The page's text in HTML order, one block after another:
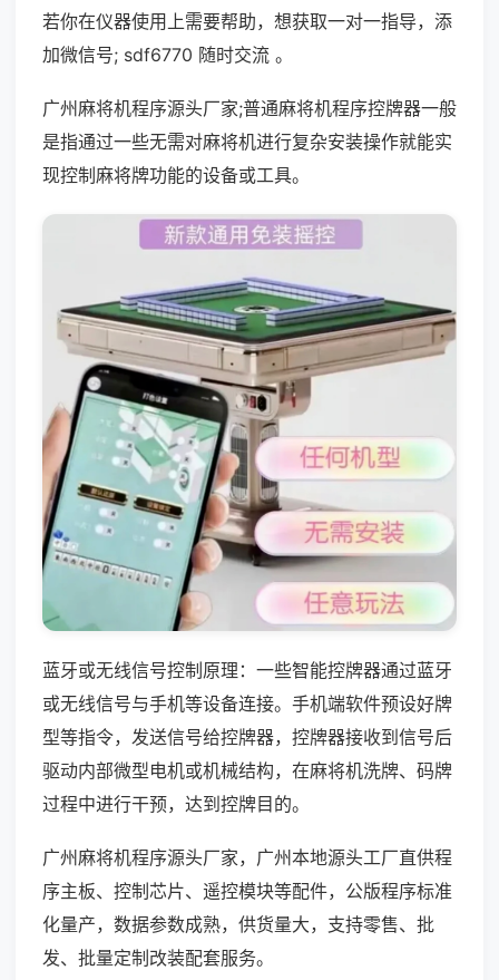
若你在仪器使用上需要帮助，想获取一对一指导，添
加微信号; sdf6770 随时交流 。
广州麻将机程序源头厂家;普通麻将机程序控牌器一般
是指通过一些无需对麻将机进行复杂安装操作就能实
现控制麻将牌功能的设备或工具。
蓝牙或无线信号控制原理：一些智能控牌器通过蓝牙
或无线信号与手机等设备连接。手机端软件预设好牌
型等指令，发送信号给控牌器，控牌器接收到信号后
驱动内部微型电机或机械结构，在麻将机洗牌、码牌
过程中进行干预，达到控牌目的。
广州麻将机程序源头厂家，广州本地源头工厂直供程
序主板、控制芯片、遥控模块等配件，公版程序标准
化量产，数据参数成熟，供货量大，支持零售、批
发、批量定制改装配套服务。